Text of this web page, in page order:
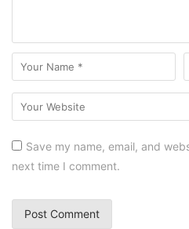
Save my name, email, and
next time I comment.